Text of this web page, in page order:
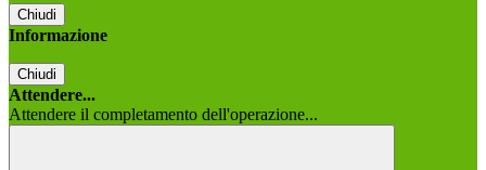
Chiudi
Informazione
Chiudi
Attendere...
Attendere il completamento dell'operazione...